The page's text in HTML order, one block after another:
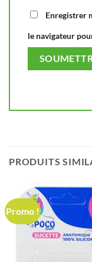
Enregistrer
le navigateur
PRODUITS
Promo !